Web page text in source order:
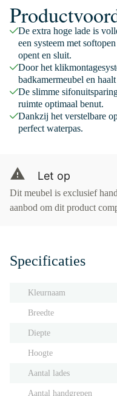
De extra hoge lade is
een systeem met
opent en sluit.
Door het
badkamermeubel en
De slimme
ruimte optimaal benut.
Dankzij het verstelbare
perfect waterpas.
Let op
Dit meubel is exclusief
aanbod om dit product
Specificaties
Kleurnaam
Breedte
Diepte
Hoogte
Aantal lades
Aantal handgrepen